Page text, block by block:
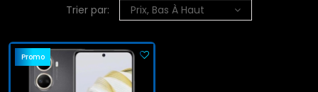
Trier par:
Prix, Bas À Haut
Promo